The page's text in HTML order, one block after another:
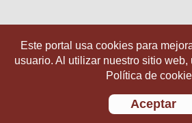
Este portal usa cookies para
usuario. Al utilizar nuestro sitio web,
Política de
Aceptar